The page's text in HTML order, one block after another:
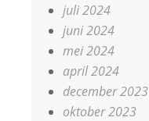
juli 2024
juni 2024
mei 2024
april 2024
december 2023
oktober 2023